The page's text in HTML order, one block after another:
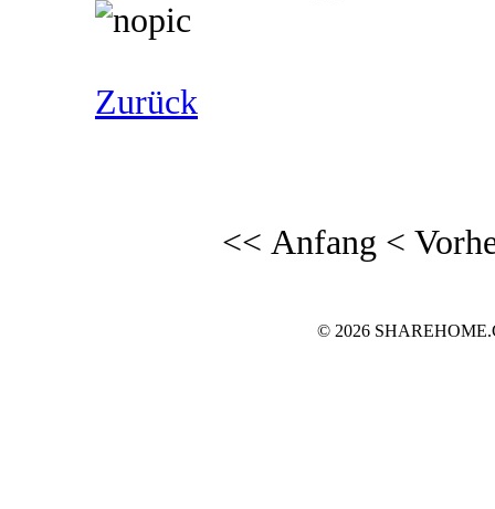
Zurück
<< Anfang <
© 2026